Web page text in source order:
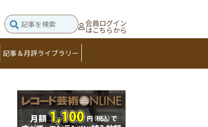
会員ログイン
はこちらから
記事＆月評ライブラリー